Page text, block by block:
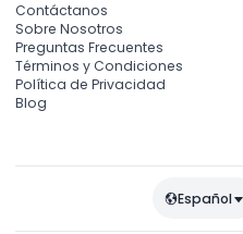
Contáctanos
Sobre Nosotros
Preguntas Frecuentes
Términos y Condiciones
Política de Privacidad
Blog
Español